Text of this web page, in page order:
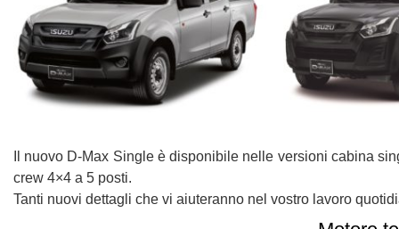
NEWS
Il nuovo D-Max Single è disponibile nelle versioni cabina
crew 4×4 a 5 posti.
Tanti nuovi dettagli che vi aiuteranno nel vostro lavoro
svolgere
le
attività
di
seguito
descritte.
maggiori
informazioni
sull'utilità